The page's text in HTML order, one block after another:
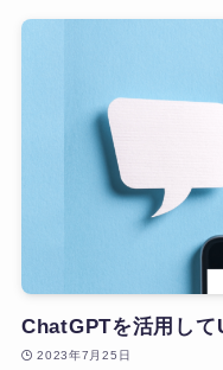
ChatGPTを活用し
2023年7月25日